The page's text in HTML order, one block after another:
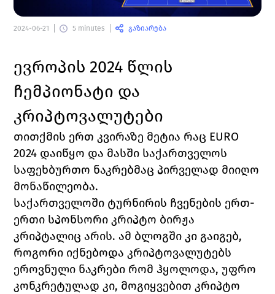
2024-06-21 5 minutes გაზიარება
ევროპის 2024 წლის
ჩემპიონატი და
კრიპტოვალუტები
თითქმის ერთ კვირაზე მეტია რაც EURO
2024 დაიწყო და მასში საქართველოს
საფეხბურთო ნაკრებმაც პირველად მიიღო
მონაწილეობა.
საქართველოში ტურნირის ჩვენების ერთ-
ერთი სპონსორი კრიპტო ბირჟა
კრიპტალიც არის. ამ ბლოგში კი გაიგებ,
როგორი იქნებოდა კრიპტოვალუტებს
ეროვნული ნაკრები რომ ჰყოლოდა, უფრო
კონკრეტულად კი, მოგიყვებით კრიპტო